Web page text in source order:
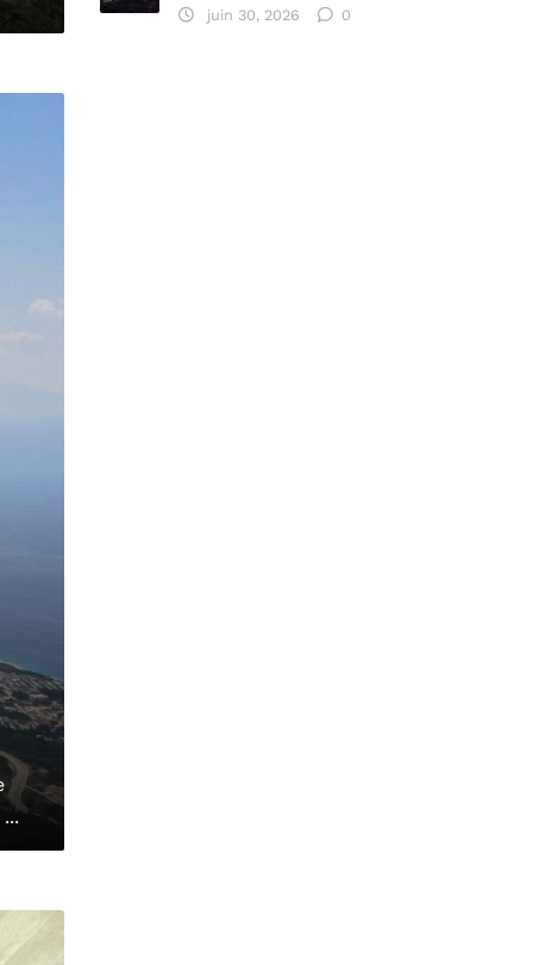
juin 30, 2026 0